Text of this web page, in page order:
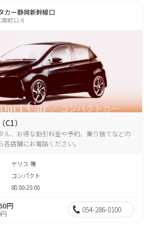
カー静岡新幹線口
町11-6
）
ル、お得な割引料金や予約、乗り捨てなどの
店舗にお電話ください。
ヤリス 等
コンパクト
08:00-20:00
円 054-286-0100